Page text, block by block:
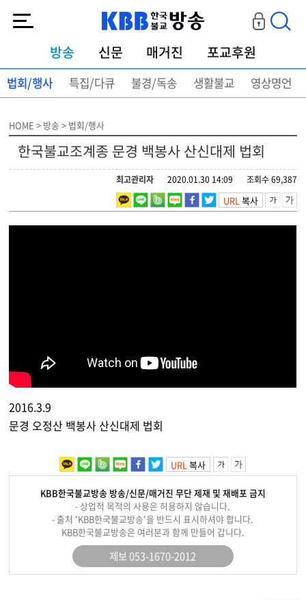
방송 신문 매거진 포교후원
법회/행사 특집/다큐 불경/독송 생활불교 영상명언
HOME > 방송 > 법회/행사
한국불교조계종 문경 백봉사 산신대제 법회
조회수 69,387
2020.01.30 14:09
최고관리자
URL복사
2016.3.9
문경 오정산 백봉사 산신대제 법회
URL복사
KBB한국불교방송 방송/신문/매거진 무단 제재 및 재배포 금지
- 상업적 목적의 사용은 허용하지 않습니다.
- 출처 'KBB한국불교방송'을 반드시 표시하셔야 합니다.
KBB한국불교방송은 여러분과 함께 만들어 갑니다.
제보 053-1670-2012